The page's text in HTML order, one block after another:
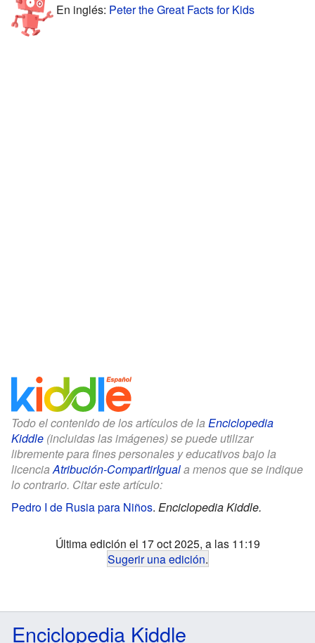
En inglés: Peter the Great Facts for Kids
Todo el contenido de los artículos de la Enciclopedia
Kiddle (incluidas las imágenes) se puede utilizar
libremente para fines personales y educativos bajo la
licenciaAtribución-CompartirIguala menos que se indique
lo contrario. Citar este artículo:
Pedro I de Rusia para Niños. Enciclopedia Kiddle.
Última edición el 17 oct 2025, a las 11:19
Sugerir una edición.
Enciclopedia Kiddle